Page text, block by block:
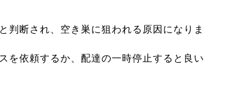
判断され、空き巣に狙われる原因になりま
を依頼するか、配達の一時停止すると良い